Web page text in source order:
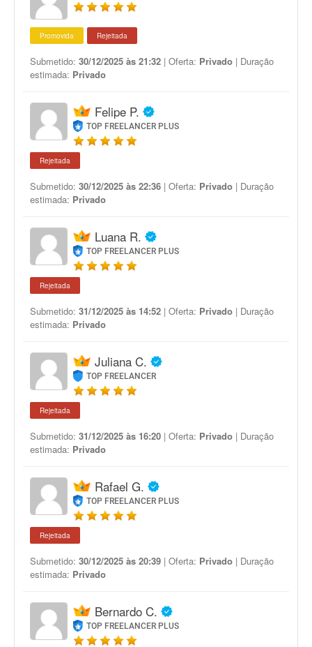
Promovida Rejeitada
Submetido: 30/12/2025 às 21:32 | Oferta: Privado | Duração
estimada: Privado
Felipe P.
TOP FREELANCER PLUS
Rejeitada
Submetido: 30/12/2025 às 22:36 | Oferta: Privado | Duração
estimada: Privado
Luana R.
TOP FREELANCER PLUS
Rejeitada
Submetido: 31/12/2025 às 14:52 | Oferta: Privado | Duração
estimada: Privado
Juliana C.
TOP FREELANCER
Rejeitada
Submetido: 31/12/2025 às 16:20 | Oferta: Privado | Duração
estimada: Privado
Rafael G.
TOP FREELANCER PLUS
Rejeitada
Submetido: 30/12/2025 às 20:39 | Oferta: Privado | Duração
estimada: Privado
Bernardo C.
TOP FREELANCER PLUS